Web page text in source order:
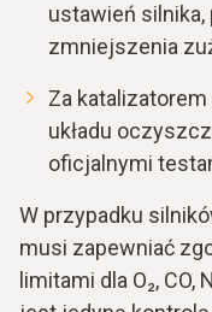
ustawień
zmniejszenia
Za
układu
oficjalnymi
W przypadku
musi zapewniać
limitami dla O₂, CO,